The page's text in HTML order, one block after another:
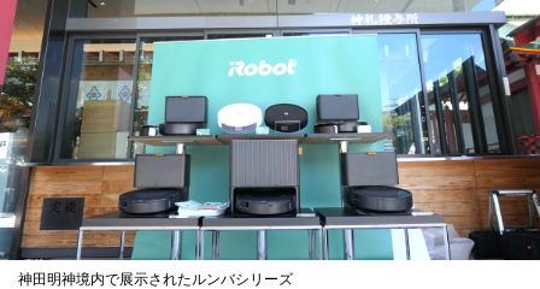
神田明神境内で展示されたルンバシリーズ